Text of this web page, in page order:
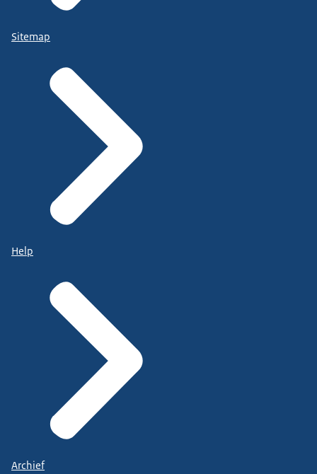
Sitemap
Help
Archief